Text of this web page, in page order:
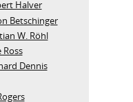
Halver
Betschinger
W. Röhl
Dennis